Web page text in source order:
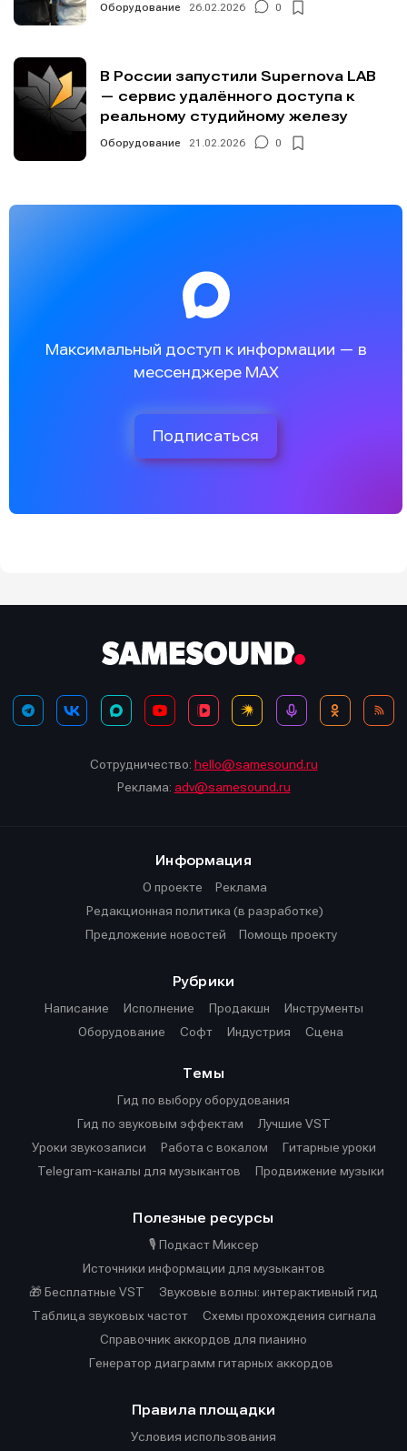
Оборудование 26.02.2026 0
В России запустили Supernova LAB
— сервис удалённого доступа к
реальному студийному железу
Оборудование 21.02.2026 0
Максимальный доступ к информации — в
мессенджере MAX
Подписаться
Сотрудничество: hello@samesound.ru
Реклама: adv@samesound.ru
Информация
О проекте
Реклама
Редакционная политика (в разработке)
Предложение новостей
Помощь проекту
Рубрики
Написание
Исполнение Продакшн
Инструменты
Оборудование
Софт Индустрия Сцена
Темы
Гид по выбору оборудования
Гид по звуковым эффектам
Лучшие VST
Уроки звукозаписи
Работа с вокалом
Гитарные уроки
Telegram-каналы для музыкантов
Продвижение музыки
Полезные ресурсы
🎙️ Подкаст Миксер
Источники информации для музыкантов
🎁 Бесплатные VST
Звуковые волны: интерактивный гид
Таблица звуковых частот
Cхемы прохождения сигнала
Справочник аккордов для пианино
Генератор диаграмм гитарных аккордов
Правила площадки
Условия использования